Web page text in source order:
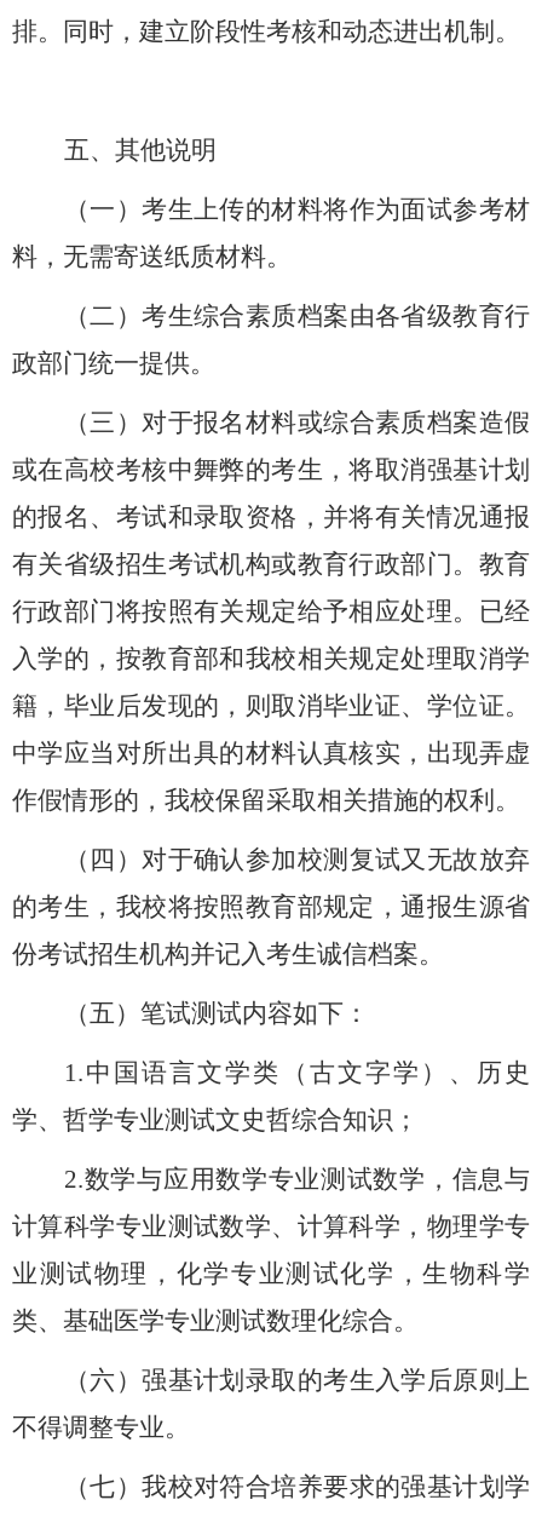
排。同时，建立阶段性考核和动态进出机制。
五、其他说明
（一）考生上传的材料将作为面试参考材
料，无需寄送纸质材料。
（二）考生综合素质档案由各省级教育行
政部门统一提供。
（三）对于报名材料或综合素质档案造假
或在高校考核中舞弊的考生，将取消强基计划
的报名、考试和录取资格，并将有关情况通报
有关省级招生考试机构或教育行政部门。教育
行政部门将按照有关规定给予相应处理。已经
入学的，按教育部和我校相关规定处理取消学
籍，毕业后发现的，则取消毕业证、学位证。
中学应当对所出具的材料认真核实，出现弄虚
作假情形的，我校保留采取相关措施的权利。
（四）对于确认参加校测复试又无故放弃
的考生，我校将按照教育部规定，通报生源省
份考试招生机构并记入考生诚信档案。
（五）笔试测试内容如下：
1.中国语言文学类（古文字学）、历史
学、哲学专业测试文史哲综合知识；
2.数学与应用数学专业测试数学，信息与
计算科学专业测试数学、计算科学，物理学专
业测试物理，化学专业测试化学，生物科学
类、基础医学专业测试数理化综合。
（六）强基计划录取的考生入学后原则上
不得调整专业。
（七）我校对符合培养要求的强基计划学